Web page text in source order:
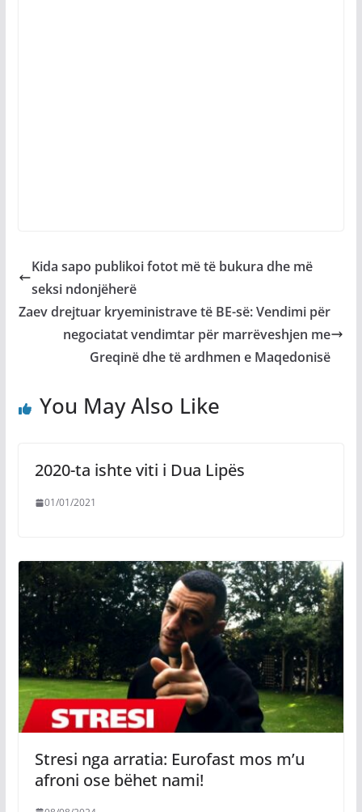
Kida sapo publikoi fotot më të bukura dhe më
seksi ndonjëherë
Zaev drejtuar kryeministrave të BE-së: Vendimi për
negociatat vendimtar për marrëveshjen me
Greqinë dhe të ardhmen e Maqedonisë
You May Also Like
2020-ta ishte viti i Dua Lipës
01/01/2021
Stresi nga arratia: Eurofast mos m’u
afroni ose bëhet nami!